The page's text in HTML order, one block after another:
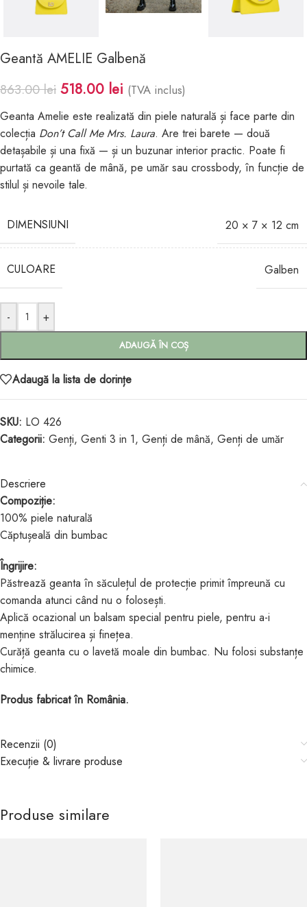
Geantă AMELIE Galbenă
863.00lei 518.00 lei (TVA inclus)
Geanta Amelie este realizată din piele naturală și face parte din
colecția Don’t Call Me Mrs. Laura. Are trei barete — două
detașabile și una fixă — și un buzunar interior practic. Poate fi
purtată ca geantă de mână, pe umăr sau crossbody, în funcție de
stilul și nevoile tale.
DIMENSIUNI 20 × 7 × 12 cm
CULOARE Galben
- +
ADAUGĂ ÎN COȘ
Adaugă la lista de dorințe
SKU: LO 426
Categorii: Genți, Genti 3 in 1, Genți de mână, Genți de umăr
Descriere
Compoziție:
100% piele naturală
Căptușeală din bumbac
Îngrijire:
Păstrează geanta în săculețul de protecție primit împreună cu
comanda atunci când nu o folosești.
Aplică ocazional un balsam special pentru piele, pentru a-i
menține strălucirea și finețea.
Curăță geanta cu o lavetă moale din bumbac. Nu folosi substanțe
chimice.
Produs fabricat în România.
Recenzii (0)
Execuție & livrare produse
Produse similare